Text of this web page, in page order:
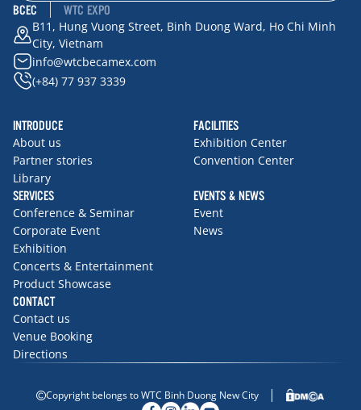
BCEC WTC EXPO
B11, Hung Vuong Street, Binh Duong Ward, Ho Chi Minh
City, Vietnam
info@wtcbecamex.com
(+84) 77 937 3339
INTRODUCE
About us
Partner stories
Library
FACILITIES
Exhibition Center
Convention Center
SERVICES
Conference & Seminar
Corporate Event
Exhibition
Concerts & Entertainment
Product Showcase
EVENTS & NEWS
Event
News
CONTACT
Contact us
Venue Booking
Directions
Copyright belongs to WTC Binh Duong New City